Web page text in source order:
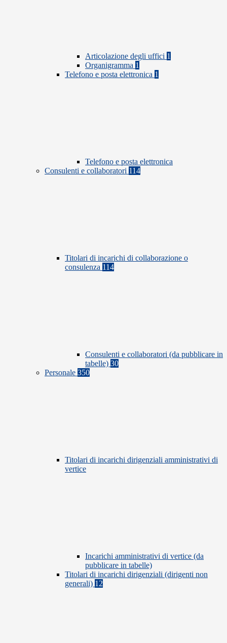
Articolazione degli uffici 1
Organigramma 1
Telefono e posta elettronica 1
Telefono e posta elettronica
Consulenti e collaboratori 114
Titolari di incarichi di collaborazione o
consulenza 114
Consulenti e collaboratori (da pubblicare in
tabelle) 30
Personale 350
Titolari di incarichi dirigenziali amministrativi di
vertice
Incarichi amministrativi di vertice (da
pubblicare in tabelle)
Titolari di incarichi dirigenziali (dirigenti non
generali) 12